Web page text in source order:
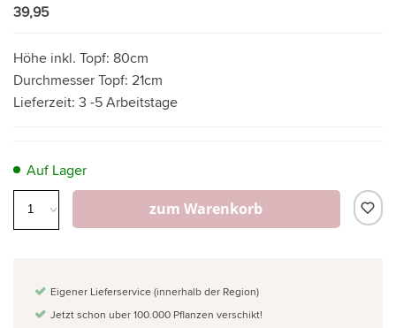
39,95
Höhe inkl. Topf: 80cm
Durchmesser Topf: 21cm
Lieferzeit: 3 -5 Arbeitstage
Auf Lager
zum Warenkorb
Eigener Lieferservice (innerhalb der Region)
Jetzt schon uber 100.000 Pflanzen verschikt!